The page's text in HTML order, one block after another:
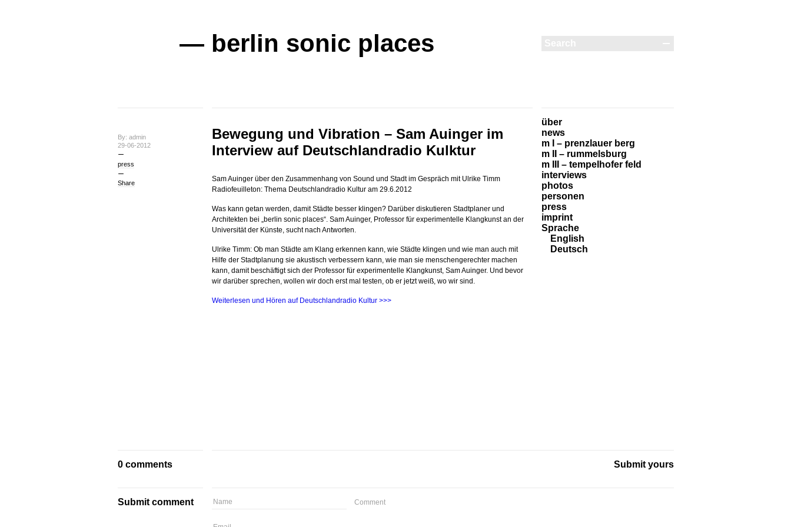
— berlin sonic places
By: admin
29-06-2012
press
Share
Bewegung und Vibration – Sam Auinger im
Interview auf Deutschlandradio Kulktur
Sam Auinger über den Zusammenhang von Sound und Stadt im Gespräch mit Ulrike Timm
Radiofeuilleton: Thema Deutschlandradio Kultur am 29.6.2012
Was kann getan werden, damit Städte besser klingen? Darüber diskutieren Stadtplaner und
Architekten bei „berlin sonic places“. Sam Auinger, Professor für experimentelle Klangkunst an der
Universität der Künste, sucht nach Antworten.
Ulrike Timm: Ob man Städte am Klang erkennen kann, wie Städte klingen und wie man auch mit
Hilfe der Stadtplanung sie akustisch verbessern kann, wie man sie menschengerechter machen
kann, damit beschäftigt sich der Professor für experimentelle Klangkunst, Sam Auinger. Und bevor
wir darüber sprechen, wollen wir doch erst mal testen, ob er jetzt weiß, wo wir sind.
Weiterlesen und Hören auf Deutschlandradio Kultur >>>
über
news
m I – prenzlauer berg
m II – rummelsburg
m III – tempelhofer feld
interviews
photos
personen
press
imprint
Sprache
English
Deutsch
0 comments Submit yours
Submit comment